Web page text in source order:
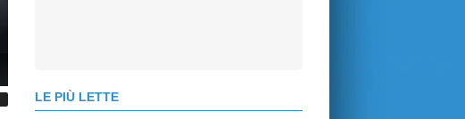
LE PIÙ LETTE